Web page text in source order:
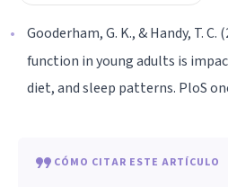
Gooderham, G. K., & Handy, T.
function in young adults is
diet, and sleep patterns. PloS
CÓMO CITAR ESTE ARTÍCULO